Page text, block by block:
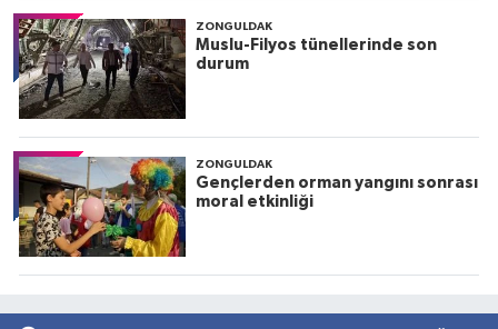
ZONGULDAK
Muslu-Filyos tünellerinde son
durum
ZONGULDAK
Gençlerden orman yangını sonrası
moral etkinliği